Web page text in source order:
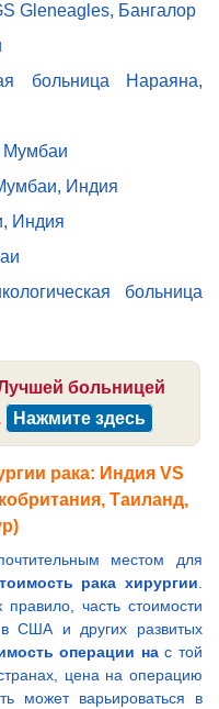
Gleneagles, Бангалор
больница Нараяна,
Мумбаи
Индия
Индия
больница
больницей
Нажмите здесь
рака: Индия VS
Таиланд,
местом для
рака хирургии.
правило, часть стоимости
США и других развитых
операции нас той
цена на операцию
может варьироваться в